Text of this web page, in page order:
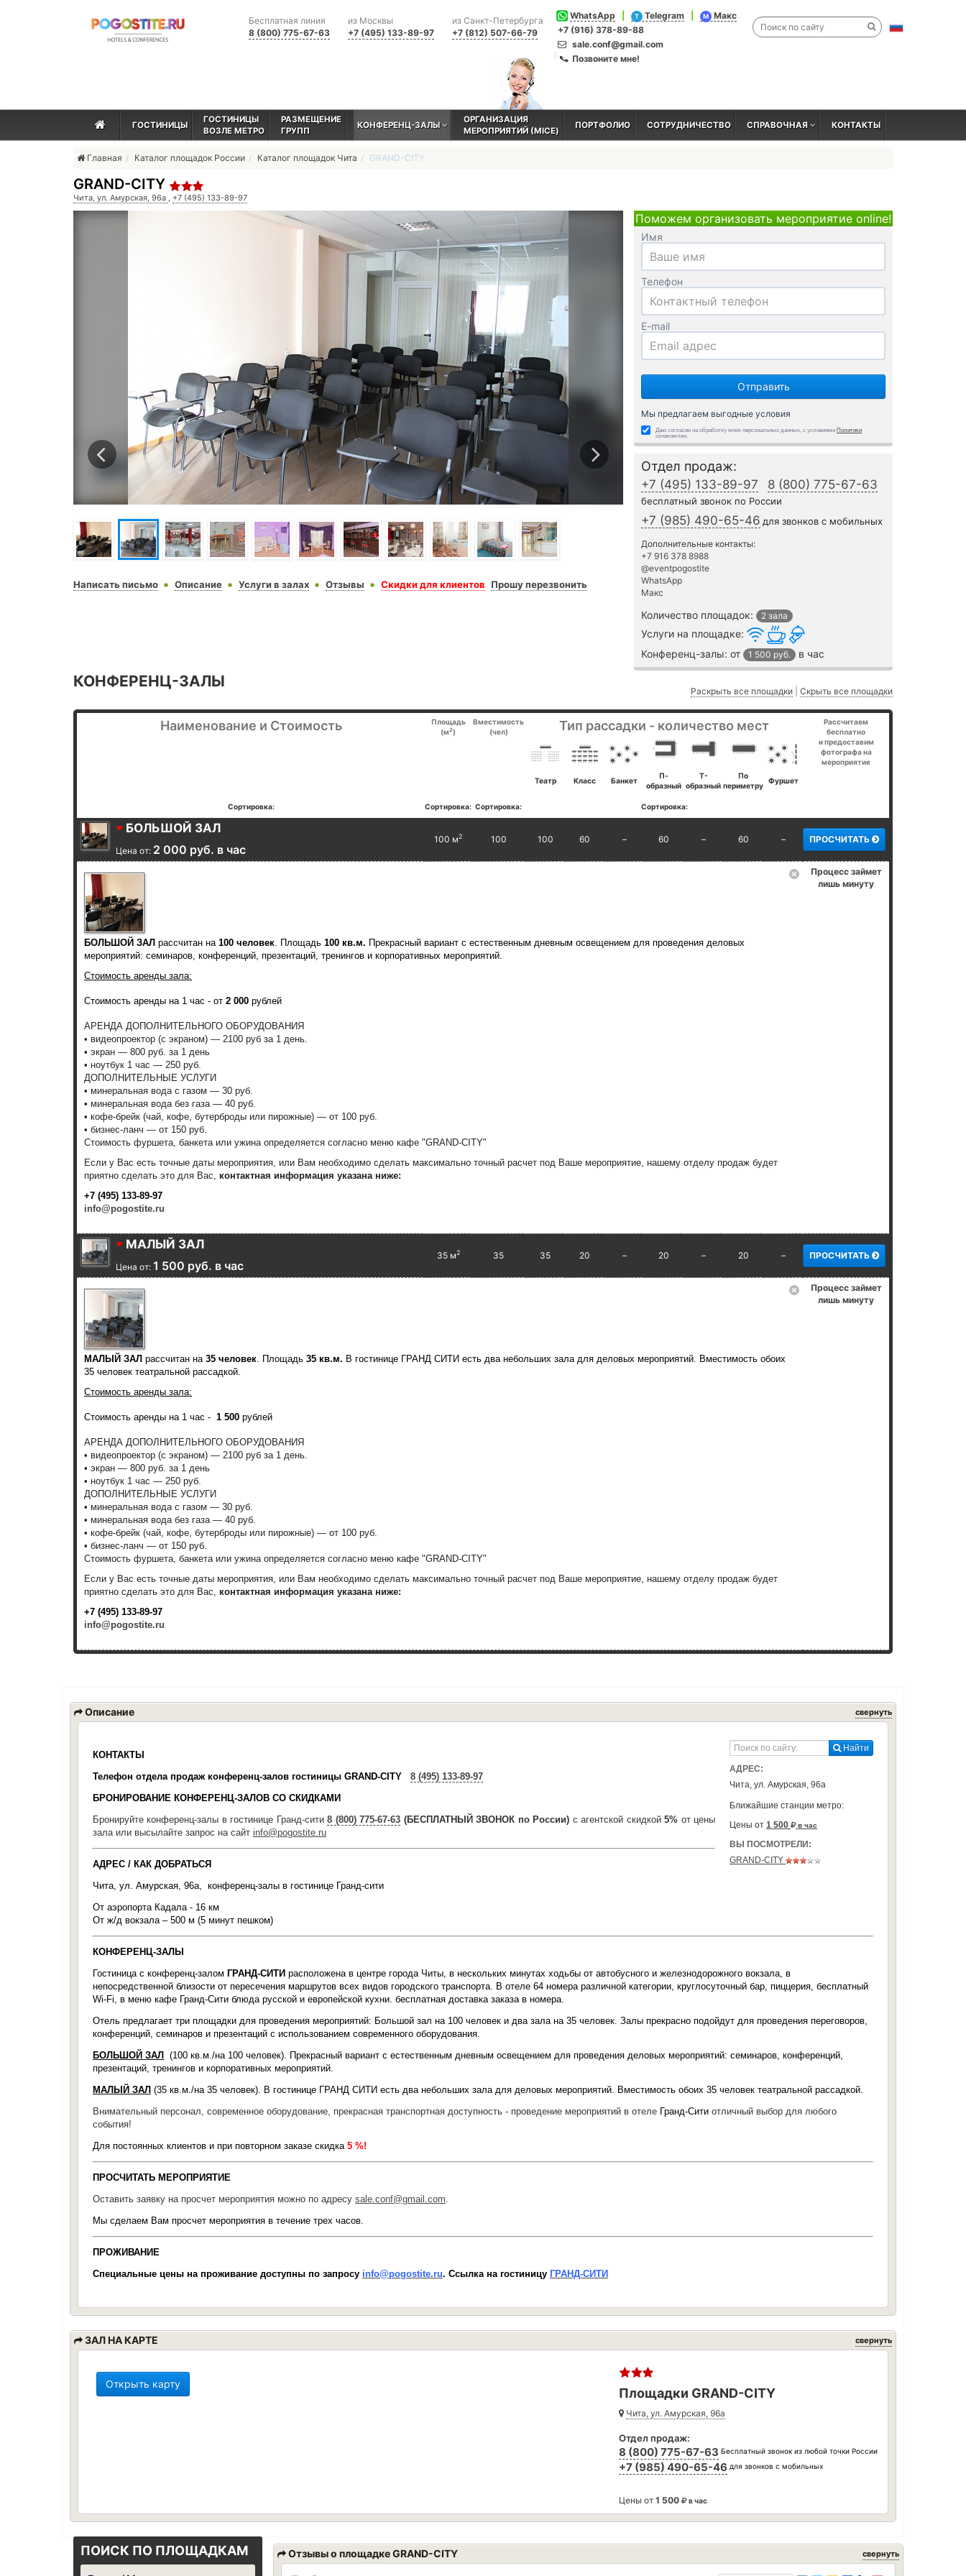
WhatsApp T Telegram M
Макс
+7 (916) 378-89-88
sale.conf@gmail.com
Позвоните мне!
из Санкт-Петербурга
+7 (812) 507-66-79
из Москвы
+7 (495) 133-89-97
Бесплатная линия
8 (800) 775-67-63
ГОСТИНИЦЫ
ГОСТИНИЦЫ
ВОЗЛЕ МЕТРО
РАЗМЕЩЕНИЕ
ГРУПП
КОНФЕРЕНЦ-ЗАЛЫ
ОРГАНИЗАЦИЯ
МЕРОПРИЯТИЙ (MICE)
ПОРТФОЛИО СОТРУДНИЧЕСТВО СПРАВОЧНАЯ КОНТАКТЫ
Главная Каталог площадок России Каталог площадок Чита GRAND-CITY
GRAND-CITY
Чита, ул. Амурская, 96а +7 (495) 133-89-97
Написать письмо Описание Услуги в залах Отзывы Скидки для клиентов Прошу перезвонить
Поможем организовать мероприятие online!
Имя
Телефон
E-mail
Мы предлагаем выгодные условия
Даю согласие на обработку моих персональных данных, с условиями Политики
ознакомлен.
Отдел продаж:
+7 (495) 133-89-97 8 (800) 775-67-63
бесплатный звонок по России
+7 (985) 490-65-46 для звонков с мобильных
Дополнительные контакты:
+7 916 378 8988
@eventpogostite
WhatsApp
Макс
Количество площадок: 2 зала
Услуги на площадке:
Конференц-залы: от 1 500 руб. в час
КОНФЕРЕНЦ-ЗАЛЫ
Раскрыть все площадки Скрыть все площадки
Наименование и Стоимость
Площадь
(м2)
Вместимость
(чел)
Тип рассадки - количество мест
Рассчитаем
бесплатно
и предоставим
фотографа на
мероприятие
Театр Класс Банкет
П-
образный
Т-
образный
По
периметру
Фуршет
Сортировка: Сортировка: Сортировка: Сортировка:
БОЛЬШОЙ ЗАЛ
Цена от: 2 000 руб. в час
100 м2 100 100 60 – 60 – 60 – ПРОСЧИТАТЬ
БОЛЬШОЙ ЗАЛ рассчитан на 100 человек . Площадь 100 кв.м. Прекрасный вариант с естественным дневным освещением для проведения деловых
мероприятий: семинаров, конференций, презентаций, тренингов и корпоративных мероприятий.
Стоимость аренды зала:
Стоимость аренды на 1 час - от 2 000 рублей
АРЕНДА ДОПОЛНИТЕЛЬНОГО ОБОРУДОВАНИЯ
• видеопроектор (с экраном) — 2100 руб за 1 день.
• экран — 800 руб. за 1 день
• ноутбук 1 час — 250 руб.
ДОПОЛНИТЕЛЬНЫЕ УСЛУГИ
• минеральная вода с газом — 30 руб.
• минеральная вода без газа — 40 руб.
• кофе-брейк (чай, кофе, бутерброды или пирожные) — от 100 руб.
• бизнес-ланч — от 150 руб.
Стоимость фуршета, банкета или ужина определяется согласно меню кафе "GRAND-CITY"
Если у Вас есть точные даты мероприятия, или Вам необходимо сделать максимально точный расчет под Ваше мероприятие, нашему отделу продаж будет
приятно сделать это для Вас, контактная информация указана ниже:
+7 (495) 133-89-97
info@pogostite.ru
Процесс займет
лишь минуту
МАЛЫЙ ЗАЛ
Цена от: 1 500 руб. в час
35 м2 35 35 20 – 20 – 20 – ПРОСЧИТАТЬ
МАЛЫЙ ЗАЛ рассчитан на 35 человек . Площадь 35 кв.м. В гостинице ГРАНД СИТИ есть два небольших зала для деловых мероприятий. Вместимость обоих
35 человек театральной рассадкой.
Стоимость аренды зала:
Стоимость аренды на 1 час - 1 500 рублей
АРЕНДА ДОПОЛНИТЕЛЬНОГО ОБОРУДОВАНИЯ
• видеопроектор (с экраном) — 2100 руб за 1 день.
• экран — 800 руб. за 1 день
• ноутбук 1 час — 250 руб.
ДОПОЛНИТЕЛЬНЫЕ УСЛУГИ
• минеральная вода с газом — 30 руб.
• минеральная вода без газа — 40 руб.
• кофе-брейк (чай, кофе, бутерброды или пирожные) — от 100 руб.
• бизнес-ланч — от 150 руб.
Стоимость фуршета, банкета или ужина определяется согласно меню кафе "GRAND-CITY"
Если у Вас есть точные даты мероприятия, или Вам необходимо сделать максимально точный расчет под Ваше мероприятие, нашему отделу продаж будет
приятно сделать это для Вас, контактная информация указана ниже:
+7 (495) 133-89-97
info@pogostite.ru
Процесс займет
лишь минуту
свернуть
Описание
Найти
АДРЕС:
Чита, ул. Амурская, 96а
Ближайшие станции метро:
Цены от 1 500 в час
ВЫ ПОСМОТРЕЛИ:
GRAND-CITY
КОНТАКТЫ
Телефон отдела продаж конференц-залов гостиницы GRAND-CITY
8 (495) 133-89-97
БРОНИРОВАНИЕ КОНФЕРЕНЦ-ЗАЛОВ СО СКИДКАМИ
Бронируйте конференц-залы в гостинице Гранд-сити8 (800) 775-67-63 (БЕСПЛАТНЫЙ ЗВОНОК по России) с агентской скидкой5% от цены
зала или высылайте запрос на сайт info@pogostite.ru
АДРЕС / КАК ДОБРАТЬСЯ
Чита, ул. Амурская, 96а, конференц-залы в гостинице Гранд-сити
От аэропорта Кадала - 16 км
От ж/д вокзала – 500 м (5 минут пешком)
КОНФЕРЕНЦ-ЗАЛЫ
Гостиница с конференц-залом ГРАНД-СИТИ расположена в центре города Читы, в нескольких минутах ходьбы от автобусного и железнодорожного вокзала, в
непосредственной близости от пересечения маршрутов всех видов городского транспорта. В отеле 64 номера различной категории, круглосуточный бар, пиццерия, бесплатный
Wi-Fi, в меню кафе Гранд-Сити блюда русской и европейской кухни. бесплатная доставка заказа в номера.
Отель предлагает три площадки для проведения мероприятий: Большой зал на 100 человек и два зала на 35 человек. Залы прекрасно подойдут для проведения переговоров,
конференций, семинаров и презентаций с использованием современного оборудования.
БОЛЬШОЙ ЗАЛ (100 кв.м./на 100 человек). Прекрасный вариант с естественным дневным освещением для проведения деловых мероприятий: семинаров, конференций,
презентаций, тренингов и корпоративных мероприятий.
МАЛЫЙ ЗАЛ (35 кв.м./на 35 человек). В гостинице ГРАНД СИТИ есть два небольших зала для деловых мероприятий. Вместимость обоих 35 человек театральной рассадкой.
Внимательный персонал, современное оборудование, прекрасная транспортная доступность - проведение мероприятий в отеле Гранд-Сити отличный выбор для любого
события!
Для постоянных клиентов и при повторном заказе скидка 5 %!
ПРОСЧИТАТЬ МЕРОПРИЯТИЕ
Оставить заявку на просчет мероприятия можно по адресу sale.conf@gmail.com
Мы сделаем Вам просчет мероприятия в течение трех часов.
ПРОЖИВАНИЕ
Специальные цены на проживание доступны по запросу info@pogostite.ru. Ссылка на гостиницу ГРАНД-СИТИ
свернуть
ЗАЛ НА КАРТЕ
Открыть карту
Площадки GRAND-CITY
Чита, ул. Амурская, 96а
Отдел продаж:
8 (800) 775-67-63 Бесплатный звонок из любой точки России
+7 (985) 490-65-46 для звонков с мобильных
Цены от1 500 в час
ПОИСК ПО ПЛОЩАДКАМ свернуть
Отзывы о площадке GRAND-CITY